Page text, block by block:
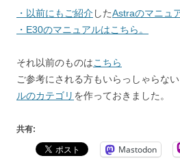
・以前にもご紹介 したAstraのマニュ
・E30のマニュアルはこちら。
それ以前のものはこちら
ご参考にされる方もいらっしゃらない
ルのカテゴリ を作っておきました。
共有:
Mastodon